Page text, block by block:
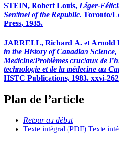
STEIN, Robert Louis, Léger-
Sentinel of the Republic. Toronto/
Press, 1985.
JARRELL, Richard A. et Arnold
in the History of Canadian Science,
Medicine/Problèmes cruciaux de
technologie et de la médecine au
HSTC Publications, 1983. xxvi-
Plan de l’article
Retour au début
Texte intégral (PDF) Texte